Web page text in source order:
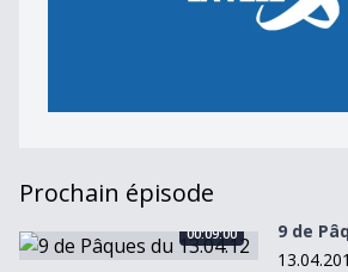
Prochain épisode
9 de Pâques du 13.04.12
00:09:00
9 de